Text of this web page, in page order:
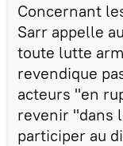
Concernant
Sarr appelle
toute lutte
revendique
acteurs "en
revenir "dans
participer au